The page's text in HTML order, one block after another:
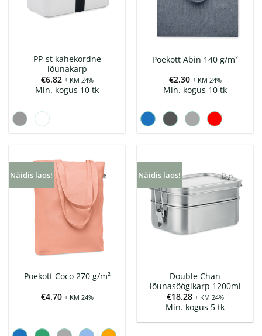
PP-st kahekordne
lõunakarp
€6.82 + KM 24%
Min. kogus 10 tk
Poekott Abin 140 g/m²
€2.30 + KM 24%
Min. kogus 10 tk
Näidis laos!
Poekott Coco 270 g/m²
€4.70 + KM 24%
Näidis laos!
Double Chan
lõunasöögikarp 1200ml
€18.28 + KM 24%
Min. kogus 5 tk